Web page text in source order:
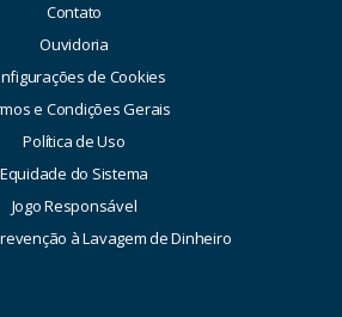
Contato
Ouvidoria
de Cookies
e Condições Gerais
Política de Uso
Equidade do Sistema
Jogo Responsável
à Lavagem de Dinheiro